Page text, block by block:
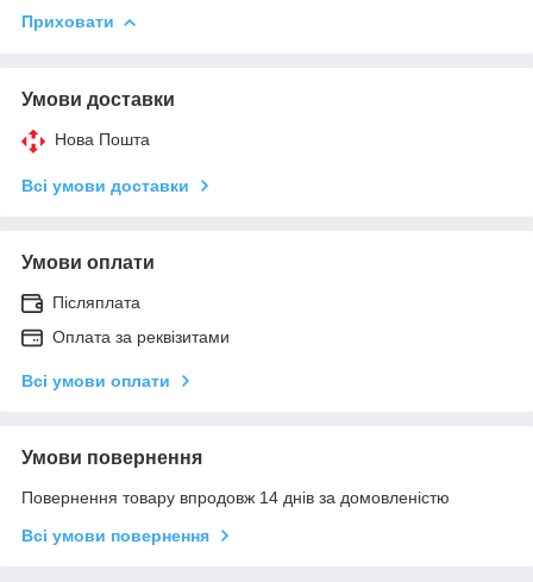
Приховати
Умови доставки
Нова Пошта
Всі умови доставки
Умови оплати
Післяплата
Оплата за реквізитами
Всі умови оплати
Умови повернення
Повернення товару впродовж 14 днів за домовленістю
Всі умови повернення